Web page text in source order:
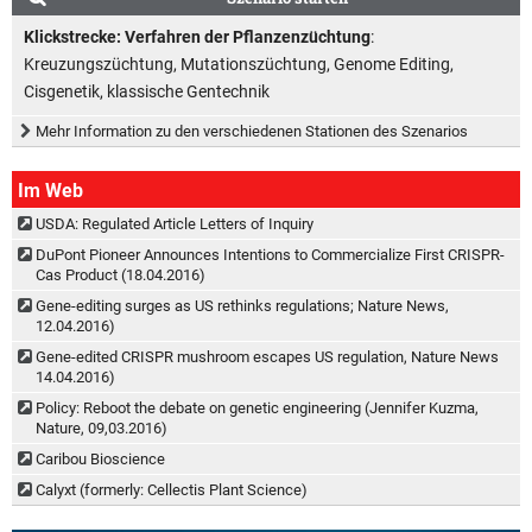
Klickstrecke: Verfahren der Pflanzenzüchtung:
Kreuzungszüchtung, Mutationszüchtung, Genome Editing,
Cisgenetik, klassische Gentechnik
Mehr Information zu den verschiedenen Stationen des Szenarios
Im Web
USDA: Regulated Article Letters of Inquiry
DuPont Pioneer Announces Intentions to Commercialize First CRISPR-
Cas Product (18.04.2016)
Gene-editing surges as US rethinks regulations; Nature News,
12.04.2016)
Gene-edited CRISPR mushroom escapes US regulation, Nature News
14.04.2016)
Policy: Reboot the debate on genetic engineering (Jennifer Kuzma,
Nature, 09,03.2016)
Caribou Bioscience
Calyxt (formerly: Cellectis Plant Science)